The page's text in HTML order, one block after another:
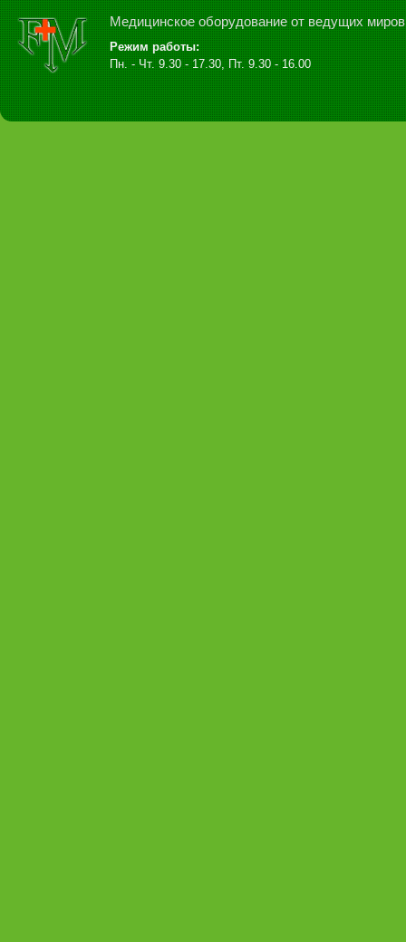
Медицинское оборудование от ведущих
Режим работы:
Пн. - Чт. 9.30 - 17.30, Пт. 9.30 - 16.00